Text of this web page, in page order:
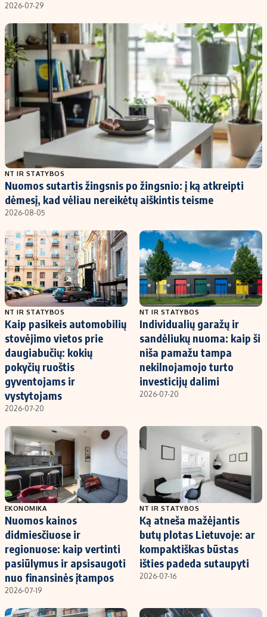
2026-07-29
NT IR STATYBOS
Nuomos sutartis žingsnis po žingsnio: į ką atkreipti
dėmesį, kad vėliau nereikėtų aiškintis teisme
2026-08-05
NT IR STATYBOS
Kaip pasikeis automobilių
stovėjimo vietos prie
daugiabučių: kokių
pokyčių ruoštis
gyventojams ir
vystytojams
2026-07-20
NT IR STATYBOS
Individualių garažų ir
sandėliukų nuoma: kaip ši
niša pamažu tampa
nekilnojamojo turto
investicijų dalimi
2026-07-20
EKONOMIKA
Nuomos kainos
didmiesčiuose ir
regionuose: kaip vertinti
pasiūlymus ir apsisaugoti
nuo finansinės įtampos
2026-07-19
NT IR STATYBOS
Ką atneša mažėjantis
butų plotas Lietuvoje: ar
kompaktiškas būstas
išties padeda sutaupyti
2026-07-16